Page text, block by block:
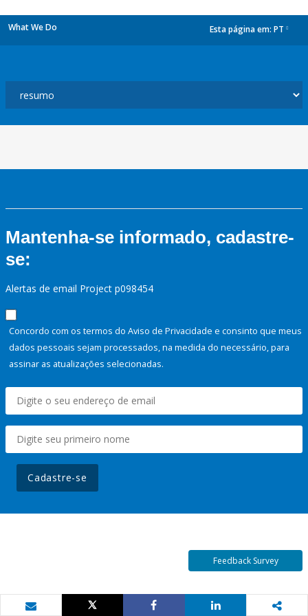
What We Do Esta página em: PT
Mantenha-se informado, cadastre-
se:
Alertas de email Project p098454
Concordo com os termos do Aviso de Privacidade e consinto que meus
dados pessoais sejam processados, na medida do necessário, para
assinar as atualizações selecionadas.
Cadastre-se
Feedback Survey